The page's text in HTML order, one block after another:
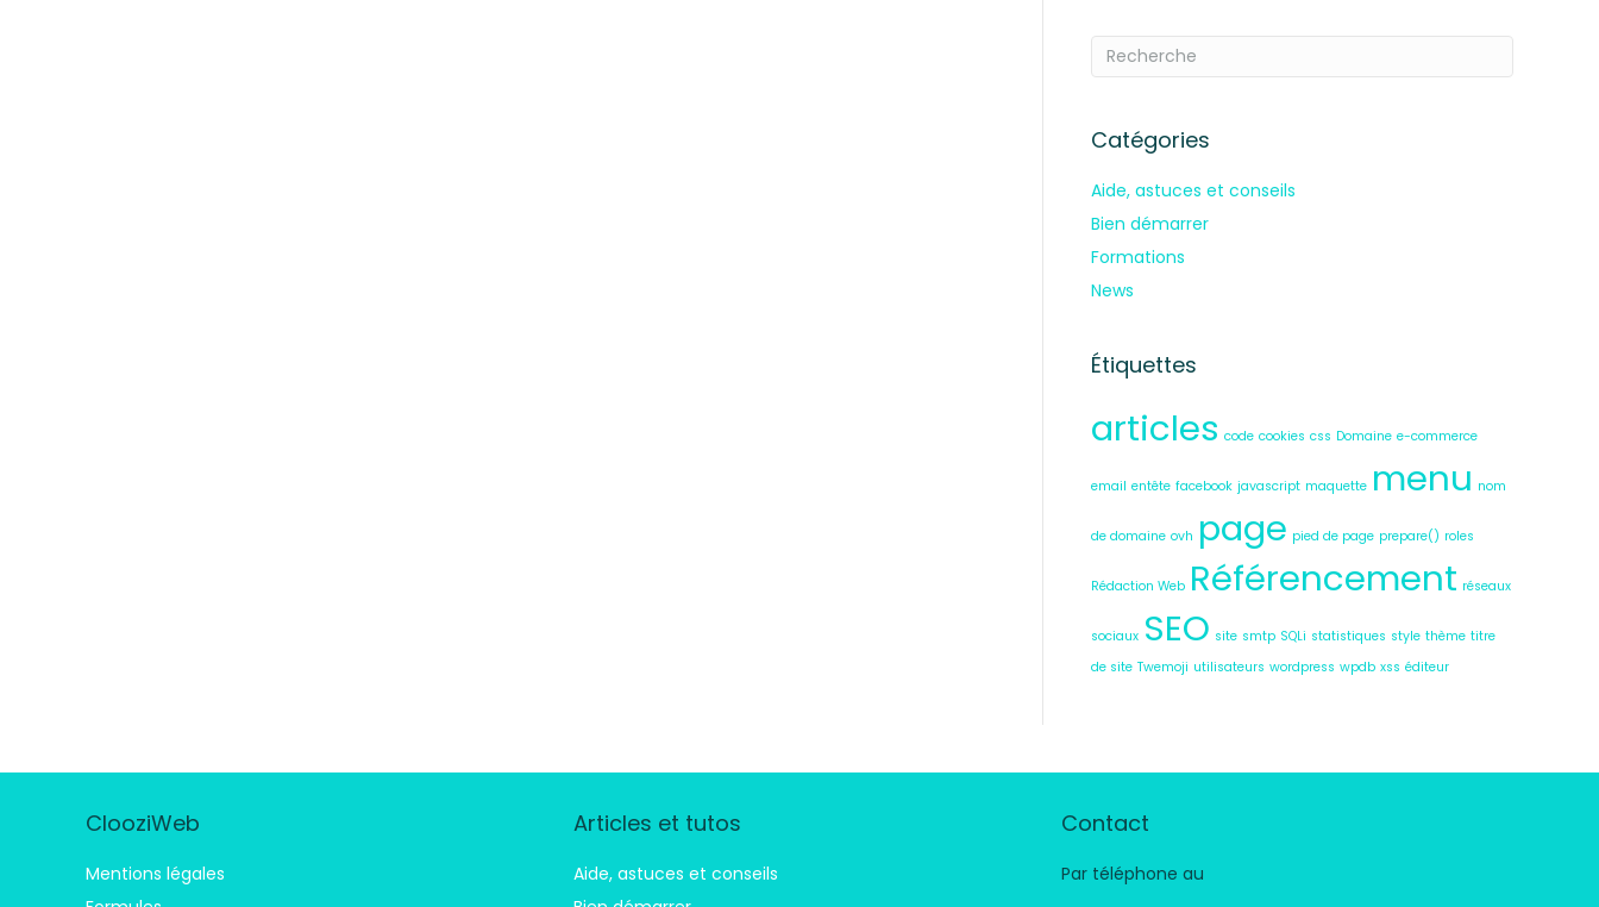
Catégories
Aide, astuces et conseils
Bien démarrer
Formations
News
Étiquettes
articles code cookies css Domaine e-commerce
email entête facebook javascript maquette menu nom
de domaine ovh page pied de page prepare() roles
Rédaction Web Référencement réseaux
sociaux SEO site smtp SQLi statistiques style thème titre
de site Twemoji utilisateurs wordpress wpdb xss éditeur
ClooziWeb
Mentions légales
Articles et tutos
Aide, astuces et conseils
Contact
Par téléphone au